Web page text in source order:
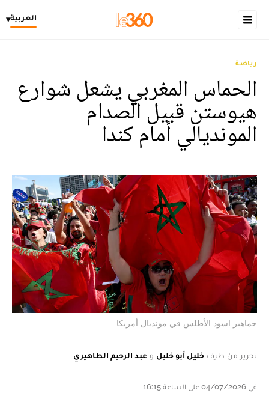
العربية▾
رياضة
الحماس المغربي يشعل شوارع
هيوستن قبيل الصدام
المونديالي أمام كندا
جماهير اسود الأطلس في مونديال أمريكا
تحرير من طرف خليل أبو خليل و عبد الرحيم الطاهيري
في 04/07/2026 على الساعة 16:15